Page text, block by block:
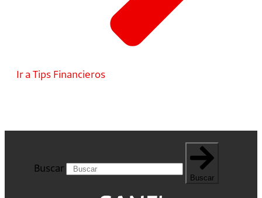
Ir a Tips Financieros
Buscar
Buscar